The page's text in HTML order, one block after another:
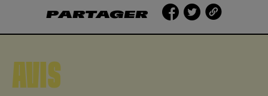
PARTAGER
AVIS